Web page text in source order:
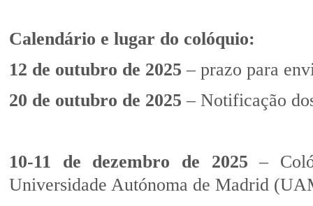
Calendário e lugar do colóquio:
12 de outubro de 2025 – prazo para
20 de outubro de 2025 – Notificação
10-11 de dezembro de 2025 –
Universidade Autónoma de Madrid